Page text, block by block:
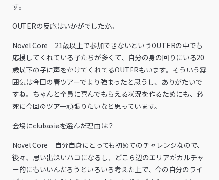
す。
――OUTERの反応はいかがでしたか。
Novel Core 21歳以上で参加できないというOUTERの中でも
応援してくれている子たちが多くて、自分の身の回りにいる20
歳以下の子に声をかけてくれてるOUTERもいます。そういう雰
囲気は今回の春ツアーでより強まったと思うし、ありがたいで
すね。ちゃんと全員に喜んでもらえる状況を作るためにも、必
死に今回のツアー頑張りたいなと思っています。
――会場にclubasiaを選んだ理由は？
Novel Core 自分自身にとっても初めてのチャレンジなので、
後々、思い出深いハコになるし、どこら辺のエリアがカルチャ
ー的にもいいんだろうといろいろ考えた上で、今の自分のライ